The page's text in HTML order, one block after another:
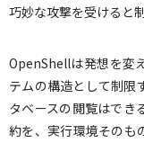
巧妙な攻撃を受けると
OpenShellは発想を変
テムの構造として制限
タベースの閲覧はでき
約を、実行環境そのも